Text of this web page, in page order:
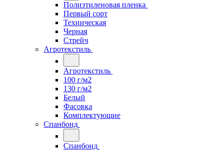
Полиэтиленовая пленка
Первый сорт
Техническая
Черная
Стрейч
Агротекстиль
Агротекстиль
100 г/м2
130 г/м2
Белый
Фасовка
Комплектующие
Спанбонд
Спанбонд